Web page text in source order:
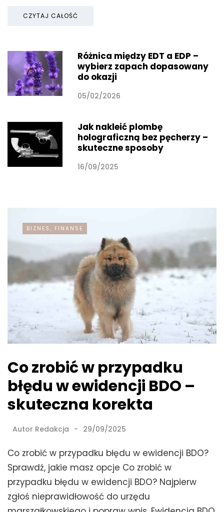
CZYTAJ CAŁOŚĆ
Różnica między EDT a EDP –
wybierz zapach dopasowany
do okazji
05/02/2026
Jak nakleić plombę
holograficzną bez pęcherzy –
skuteczne sposoby
16/09/2025
BIZNES, FINANSE
Co zrobić w przypadku
błędu w ewidencji BDO –
skuteczna korekta
Autor Redakcja 29/09/2025
Co zrobić w przypadku błędu w ewidencji BDO?
Sprawdź, jakie masz opcje Co zrobić w
przypadku błędu w ewidencji BDO? Najpierw
zgłoś nieprawidłowość do urzędu